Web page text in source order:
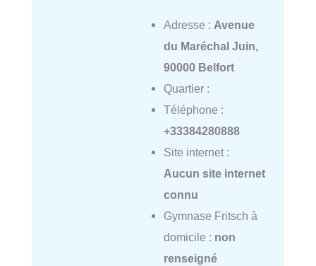
Adresse : Avenue
du Maréchal Juin,
90000 Belfort
Quartier :
Téléphone :
+33384280888
Site internet :
Aucun site internet
connu
Gymnase Fritsch à
domicile : non
renseigné